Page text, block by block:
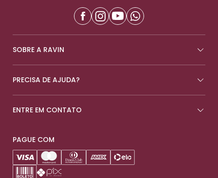
SOBRE A RAVIN
PRECISA DE AJUDA?
ENTRE EM CONTATO
PAGUE COM